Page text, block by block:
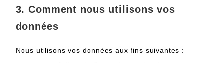
3. Comment nous utilisons vos
données
Nous utilisons vos données aux fins suivantes :